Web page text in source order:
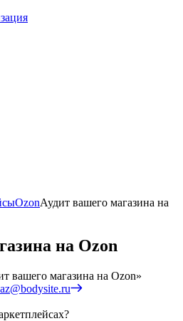
OzonАудит вашего магазина на
на Ozon
вашего магазина на Ozon»